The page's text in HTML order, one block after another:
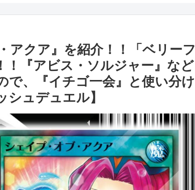
アクア』を紹介！！「ベリーフ
！『アビス・ソルジャー』など
で、『イチゴ一会』と使い分け
ュデュエル】